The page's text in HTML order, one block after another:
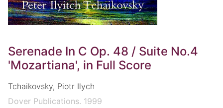
Serenade In C Op. 48 / Suite No.4
'Mozartiana', in Full Score
Tchaikovsky, Piotr Ilych
Dover Publications. 1999